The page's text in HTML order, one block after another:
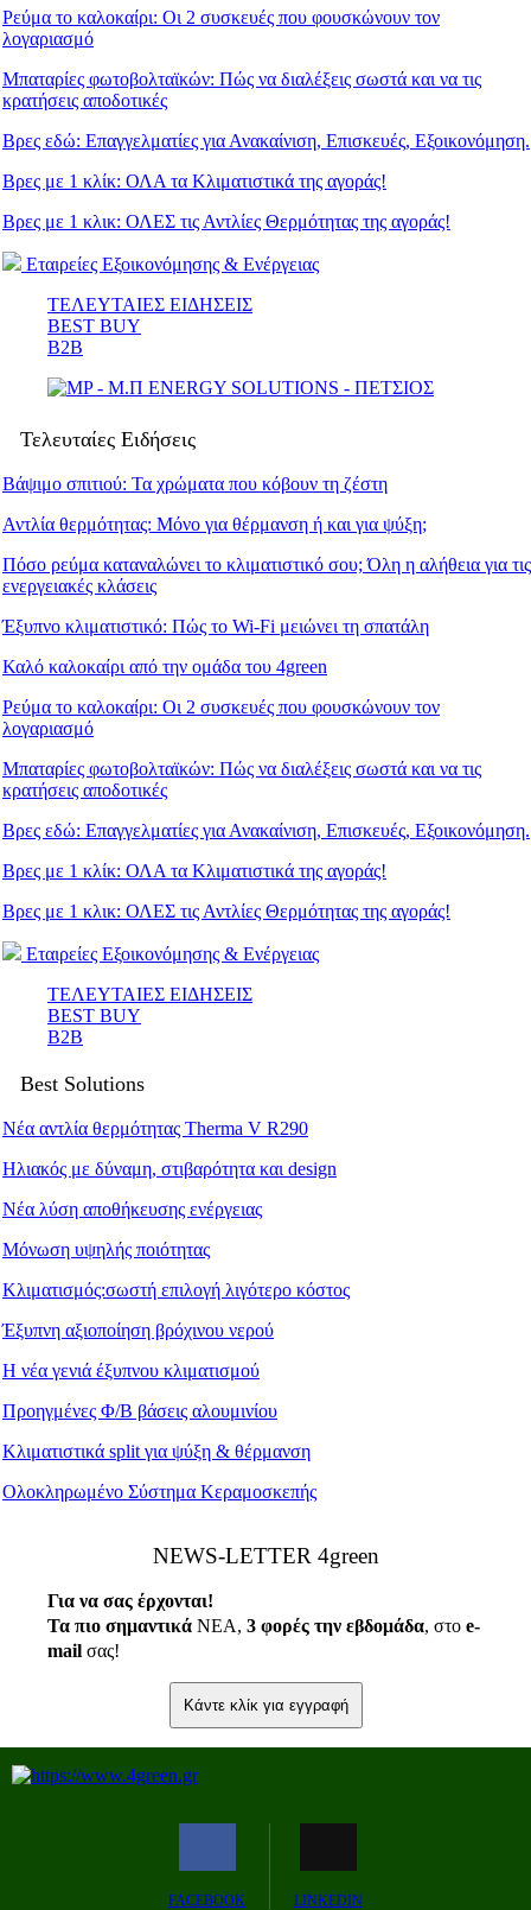
Ρεύμα το καλοκαίρι: Οι 2 συσκευές που φουσκώνουν τον
λογαριασμό
Μπαταρίες φωτοβολταϊκών: Πώς να διαλέξεις σωστά και να τις
κρατήσεις αποδοτικές
Βρες εδώ: Eπαγγελματίες για Ανακαίνιση, Επισκευές, Εξοικονόμηση.
Βρες με 1 κλίκ: ΟΛΑ τα Κλιματιστικά της αγοράς!
Βρες με 1 κλικ: ΟΛΕΣ τις Αντλίες Θερμότητας της αγοράς!
Εταιρείες Εξοικονόμησης & Ενέργειας
ΤΕΛΕΥΤΑΙΕΣ ΕΙΔΗΣΕΙΣ
BEST BUY
B2B
Τελευταίες Ειδήσεις
Βάψιμο σπιτιού: Τα χρώματα που κόβουν τη ζέστη
Αντλία θερμότητας: Μόνο για θέρμανση ή και για ψύξη;
Πόσο ρεύμα καταναλώνει το κλιματιστικό σου; Όλη η αλήθεια για τις
ενεργειακές κλάσεις
Έξυπνο κλιματιστικό: Πώς το Wi-Fi μειώνει τη σπατάλη
Καλό καλοκαίρι από την ομάδα του 4green
Ρεύμα το καλοκαίρι: Οι 2 συσκευές που φουσκώνουν τον
λογαριασμό
Μπαταρίες φωτοβολταϊκών: Πώς να διαλέξεις σωστά και να τις
κρατήσεις αποδοτικές
Βρες εδώ: Eπαγγελματίες για Ανακαίνιση, Επισκευές, Εξοικονόμηση.
Βρες με 1 κλίκ: ΟΛΑ τα Κλιματιστικά της αγοράς!
Βρες με 1 κλικ: ΟΛΕΣ τις Αντλίες Θερμότητας της αγοράς!
Εταιρείες Εξοικονόμησης & Ενέργειας
ΤΕΛΕΥΤΑΙΕΣ ΕΙΔΗΣΕΙΣ
BEST BUY
B2B
Best Solutions
Νέα αντλία θερμότητας Therma V R290
Ηλιακός με δύναμη, στιβαρότητα και design
Νέα λύση αποθήκευσης ενέργειας
Μόνωση υψηλής ποιότητας
Κλιματισμός:σωστή επιλογή λιγότερο κόστος
Έξυπνη αξιοποίηση βρόχινου νερού
Η νέα γενιά έξυπνου κλιματισμού
Προηγμένες Φ/Β βάσεις αλουμινίου
Κλιματιστικά split για ψύξη & θέρμανση
Ολοκληρωμένο Σύστημα Κεραμοσκεπής
ΝEWS-LETTER 4green
Για να σας έρχονται!
Τα πιο σημαντικά ΝΕΑ, 3 φορές την εβδομάδα, στο e-
mail σας!
Κάντε κλίκ για εγγραφή
FACEBOOK LINKEDIN